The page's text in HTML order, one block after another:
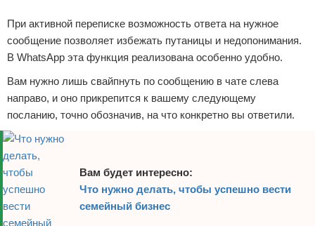
При активной переписке возможность ответа на нужное
сообщение позволяет избежать путаницы и недопонимания.
В WhatsApp эта функция реализована особенно удобно.
Вам нужно лишь свайпнуть по сообщению в чате слева
направо, и оно прикрепится к вашему следующему
посланию, точно обозначив, на что конкретно вы ответили.
Вам будет интересно:
Что нужно делать, чтобы успешно вести
семейный бизнес